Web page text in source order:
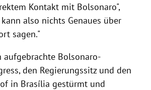
Kontakt mit Bolsonaro",
also nichts Genaues über
sagen."
Bolsonaro-
den Regierungssitz und den
in Brasília gestürmt und